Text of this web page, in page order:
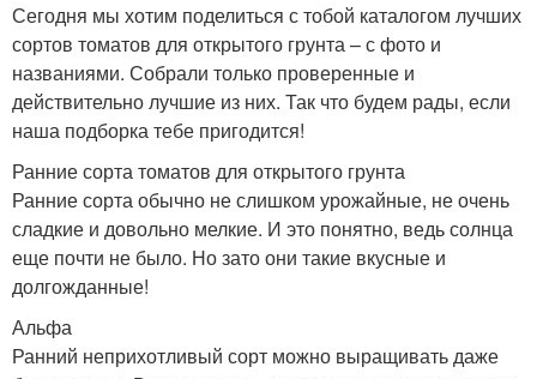
Сегодня мы хотим поделиться с тобой каталогом лучших
сортов томатов для открытого грунта – с фото и
названиями. Собрали только проверенные и
действительно лучшие из них. Так что будем рады, если
наша подборка тебе пригодится!
Ранние сорта томатов для открытого грунта
Ранние сорта обычно не слишком урожайные, не очень
сладкие и довольно мелкие. И это понятно, ведь солнца
еще почти не было. Но зато они такие вкусные и
долгожданные!
Альфа
Ранний неприхотливый сорт можно выращивать даже